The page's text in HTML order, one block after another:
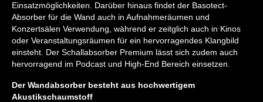
Einsatzmöglichkeiten. Darüber hinaus findet der Basotect-
Absorber für die Wand auch in Aufnahmeräumen und
Konzertsälen Verwendung, während er zeitglich auch in Kinos
oder Veranstaltungsräumen für ein hervorragendes Klangbild
einsteht. Der Schallabsorber Premium lässt sich zudem auch
hervorragend im Podcast und High-End Bereich einsetzen.
Der Wandabsorber besteht aus hochwertigem
Akustikschaumstoff